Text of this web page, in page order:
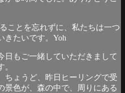
ことを忘れずに、私たちは一つ
きたいです。Yoh
日もご一緒していただきまして
ちょうど、昨日ヒーリングで受
景色が、森の中で、周りにある